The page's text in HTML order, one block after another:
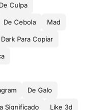
De Culpa
De Cebola Mad
Dark Para Copiar
De Galo
Significado Like 3d